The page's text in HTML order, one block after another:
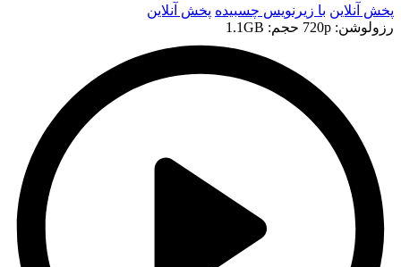
پخش آنلاین با زیرنویس چسبیده پخش آنلاین
رزولوشن: 720p
حجم: 1.1GB